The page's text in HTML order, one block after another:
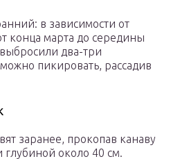
в зависимости от
конца марта до середины
два-три
пикировать, рассадив
заранее, прокопав канаву
около 40 см.